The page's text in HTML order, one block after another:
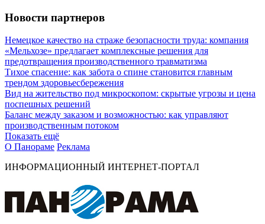
Новости партнеров
Немецкое качество на страже безопасности труда: компания
«Мельхозе» предлагает комплексные решения для
предотвращения производственного травматизма
Тихое спасение: как забота о спине становится главным
трендом здоровьесбережения
Вид на жительство под микроскопом: скрытые угрозы и цена
поспешных решений
Баланс между заказом и возможностью: как управляют
производственным потоком
Показать ещё
О Панораме Реклама
ИНФОРМАЦИОННЫЙ ИНТЕРНЕТ-ПОРТАЛ